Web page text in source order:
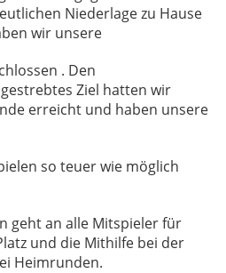
Niederlage zu Hause
wir unsere
. Den
Ziel hatten wir
erreicht und haben unsere
so teuer wie möglich
geht an alle Mitspieler für
und die Mithilfe bei der
Heimrunden.